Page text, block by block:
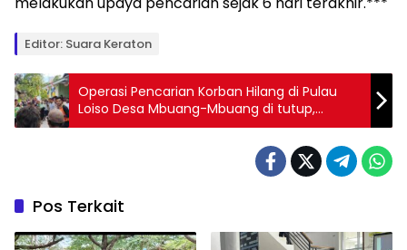
Editor: Suara Keraton
Operasi Pencarian Korban Hilang di Pulau
Loiso Desa Mbuang-Mbuang di tutup,
korban ditemukan dengan selamat
Pos Terkait